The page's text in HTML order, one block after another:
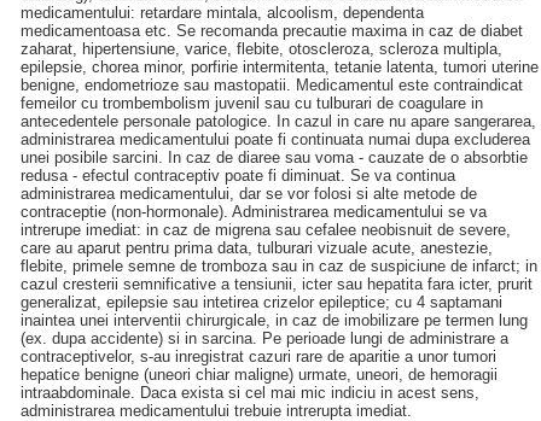
medicamentului: retardare mintala, alcoolism, dependenta
medicamentoasa etc. Se recomanda precautie maxima in caz de diabet
zaharat, hipertensiune, varice, flebite, otoscleroza, scleroza multipla,
epilepsie, chorea minor, porfirie intermitenta, tetanie latenta, tumori uterine
benigne, endometrioze sau mastopatii. Medicamentul este contraindicat
femeilor cu trombembolism juvenil sau cu tulburari de coagulare in
antecedentele personale patologice. In cazul in care nu apare sangerarea,
administrarea medicamentului poate fi continuata numai dupa excluderea
unei posibile sarcini. In caz de diaree sau voma - cauzate de o absorbtie
redusa - efectul contraceptiv poate fi diminuat. Se va continua
administrarea medicamentului, dar se vor folosi si alte metode de
contraceptie (non-hormonale). Administrarea medicamentului se va
intrerupe imediat: in caz de migrena sau cefalee neobisnuit de severe,
care au aparut pentru prima data, tulburari vizuale acute, anestezie,
flebite, primele semne de tromboza sau in caz de suspiciune de infarct; in
cazul cresterii semnificative a tensiunii, icter sau hepatita fara icter, prurit
generalizat, epilepsie sau intetirea crizelor epileptice; cu 4 saptamani
inaintea unei interventii chirurgicale, in caz de imobilizare pe termen lung
(ex. dupa accidente) si in sarcina. Pe perioade lungi de administrare a
contraceptivelor, s-au inregistrat cazuri rare de aparitie a unor tumori
hepatice benigne (uneori chiar maligne) urmate, uneori, de hemoragii
intraabdominale. Daca exista si cel mai mic indiciu in acest sens,
administrarea medicamentului trebuie intrerupta imediat.